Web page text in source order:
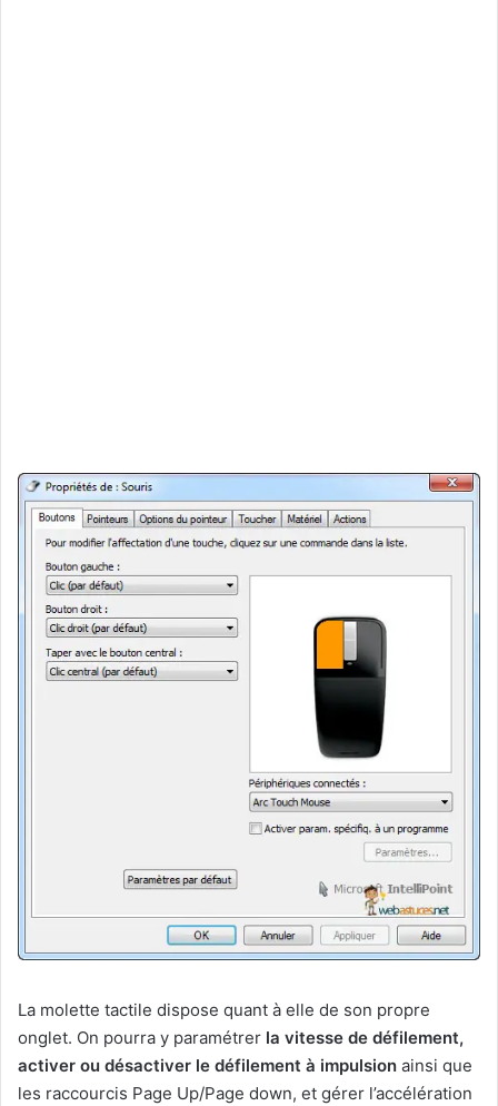
La molette tactile dispose quant à elle de son propre
onglet. On pourra y paramétrer la vitesse de défilement,
activer ou désactiver le défilement à impulsion ainsi que
les raccourcis Page Up/Page down, et gérer l’accélération